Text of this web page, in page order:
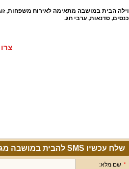
וילה הבית במושבה מתאימה לאירוח משפחות,
כנסים, סדנאות, ערבי חג.
שלח עכשיו SMS להבית במושבה מגדל
* שם מלא: